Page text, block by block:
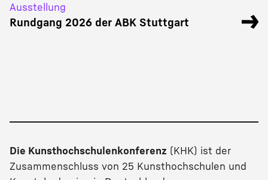
Ausstellung
Rundgang 2026 der ABK Stuttgart
Die Kunsthochschulenkonferenz (KHK) ist der
Zusammenschluss von 25 Kunsthochschulen und